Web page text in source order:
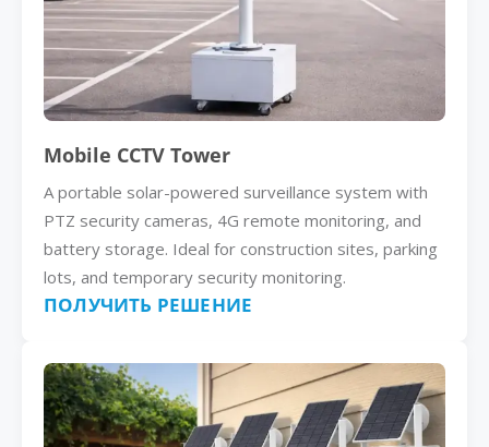
Mobile CCTV Tower
A portable solar-powered surveillance system with
PTZ security cameras, 4G remote monitoring, and
battery storage. Ideal for construction sites, parking
lots, and temporary security monitoring.
ПОЛУЧИТЬ РЕШЕНИЕ